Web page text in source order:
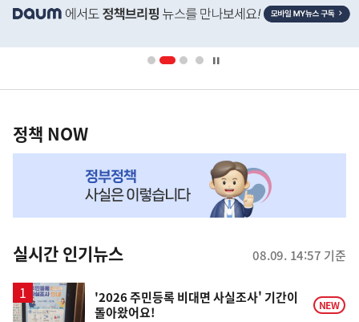
단
배
영
책
NOW,
뉴
스
정책 NOW
실시간 인기뉴스 08.09. 14:57 기준
'2026 주민등록 비대면 사실조사' 기간이
돌아왔어요!
NEW